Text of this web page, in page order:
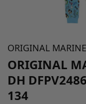
ORIGINAL
ORIGINAL
DH
134